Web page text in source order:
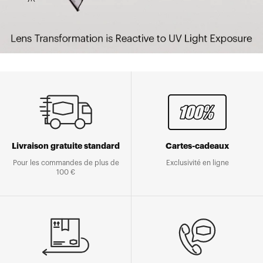
Livraison gratuite standard
Pour les commandes de plus de
100 €
Cartes-cadeaux
Exclusivité en ligne